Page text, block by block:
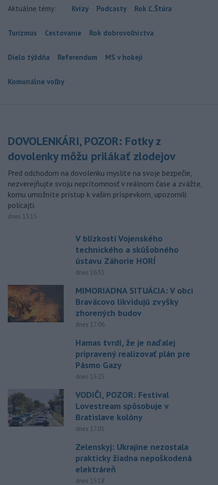
Aktuálne témy: Kvízy Podcasty Rok Ľ.Štúra
Turizmus Cestovanie Rok dobrovoľníctva
Dielo týždňa Referendum MS v hokeji
Komunálne voľby
DOVOLENKÁRI, POZOR: Fotky z
dovolenky môžu prilákať zlodejov
Pred odchodom na dovolenku myslite na svoje bezpečie,
nezverejňujte svoju neprítomnosť v reálnom čase a zvážte,
komu umožníte prístup k vašim príspevkom, upozornili
policajti.
dnes 15:15
V blízkosti Vojenského
technického a skúšobného
ústavu Záhorie HORÍ
dnes 16:51
MIMORIADNA SITUÁCIA: V obci
Braväcovo likvidujú zvyšky
zhorených budov
dnes 17:06
Hamas tvrdí, že je naďalej
pripravený realizovať plán pre
Pásmo Gazy
dnes 15:25
VODIČI, POZOR: Festival
Lovestream spôsobuje v
Bratislave kolóny
dnes 17:01
Zelenskyj: Ukrajine nezostala
prakticky žiadna nepoškodená
elektráreň
dnes 15:18